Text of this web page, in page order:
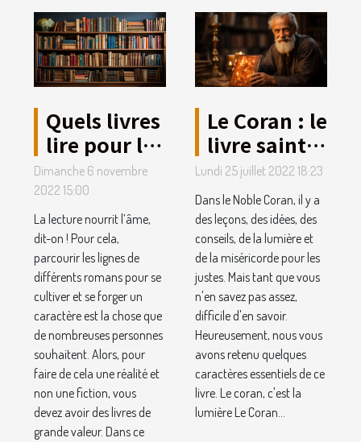
Quels livres
lire pour la
culture
générale ?
Dimanche 6 novembre
2022 15:00
La lecture nourrit l’âme,
dit-on ! Pour cela,
parcourir les lignes de
différents romans pour se
cultiver et se forger un
caractère est la chose que
de nombreuses personnes
souhaitent. Alors, pour
faire de cela une réalité et
non une fiction, vous
devez avoir des livres de
grande valeur. Dans ce
Le Coran : le
livre saint
que vous
aurez lu au
monde
Lundi 25 juillet 2022 18:23
Dans le Noble Coran, il y a
des leçons, des idées, des
conseils, de la lumière et
de la miséricorde pour les
justes. Mais tant que vous
n'en savez pas assez,
difficile d'en savoir.
Heureusement, nous vous
avons retenu quelques
caractères essentiels de ce
livre. Le coran, c'est la
lumière Le Coran...